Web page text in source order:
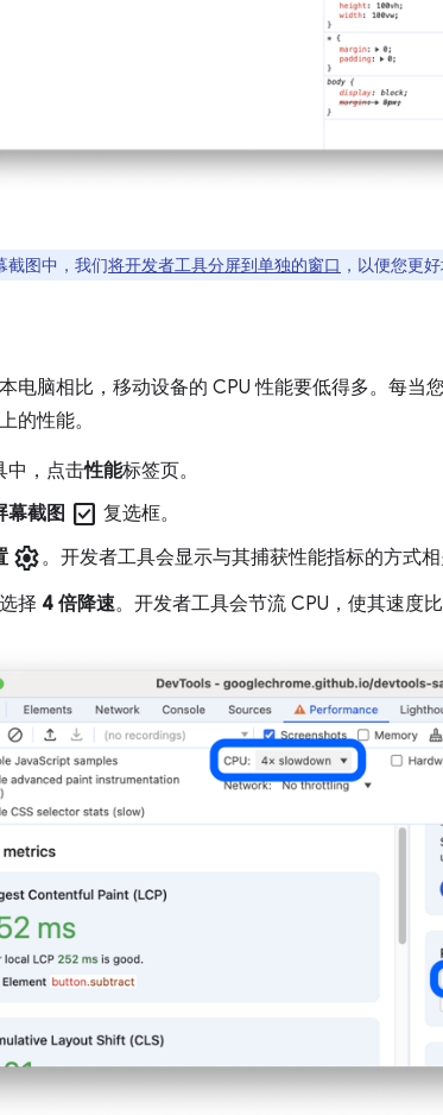
截图中，我们将开发者工具分屏到单独的窗口 ，以便您更
电脑相比，移动设备的 CPU 性能要低得多。每当
的性能。
中，点击性能标签页。
幕截图 check_box 复选框。
settings。开发者工具会显示与其捕获性能指标的方式相
择 4 倍降速。开发者工具会节流 CPU，使其速度比